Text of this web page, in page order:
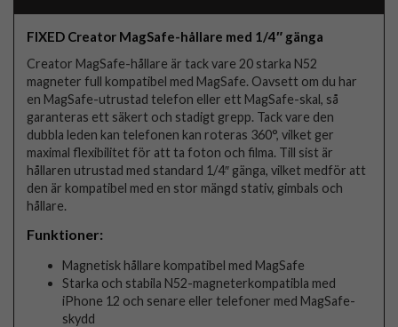
FIXED Creator MagSafe-hållare med 1/4″ gänga
Creator MagSafe-hållare är tack vare 20 starka N52
magneter full kompatibel med MagSafe. Oavsett om du har
en MagSafe-utrustad telefon eller ett MagSafe-skal, så
garanteras ett säkert och stadigt grepp. Tack vare den
dubbla leden kan telefonen kan roteras 360°, vilket ger
maximal flexibilitet för att ta foton och filma. Till sist är
hållaren utrustad med standard 1/4″ gänga, vilket medför att
den är kompatibel med en stor mängd stativ, gimbals och
hållare.
Funktioner:
Magnetisk hållare kompatibel med MagSafe
Starka och stabila N52-magneterkompatibla med
iPhone 12 och senare eller telefoner med MagSafe-
skydd